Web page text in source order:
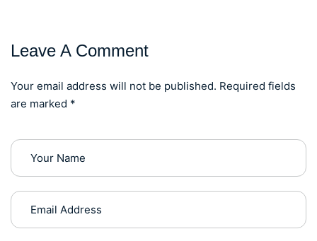
Leave A Comment
Your email address will not be published. Required fields
are marked *